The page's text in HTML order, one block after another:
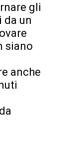
gli
da un
siano
anche